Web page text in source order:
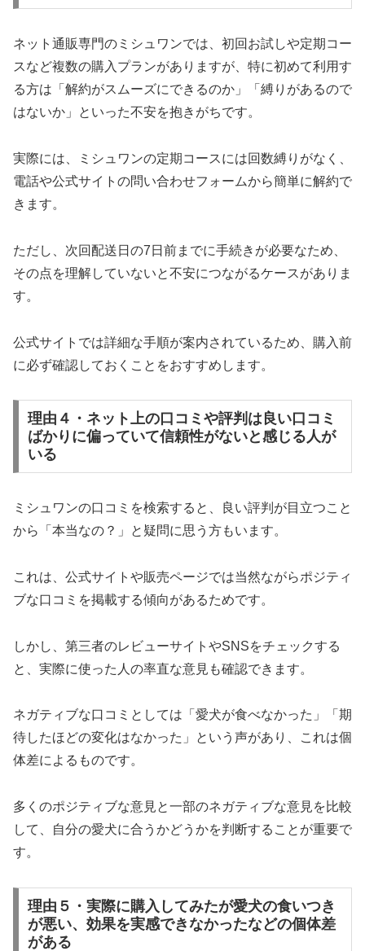
ネット通販専門のミシュワンでは、初回お試しや定期コー
スなど複数の購入プランがありますが、特に初めて利用す
る方は「解約がスムーズにできるのか」「縛りがあるので
はないか」といった不安を抱きがちです。
実際には、ミシュワンの定期コースには回数縛りがなく、
電話や公式サイトの問い合わせフォームから簡単に解約で
きます。
ただし、次回配送日の7日前までに手続きが必要なため、
その点を理解していないと不安につながるケースがありま
す。
公式サイトでは詳細な手順が案内されているため、購入前
に必ず確認しておくことをおすすめします。
理由４・ネット上の口コミや評判は良い口コミ
ばかりに偏っていて信頼性がないと感じる人が
いる
ミシュワンの口コミを検索すると、良い評判が目立つこと
から「本当なの？」と疑問に思う方もいます。
これは、公式サイトや販売ページでは当然ながらポジティ
ブな口コミを掲載する傾向があるためです。
しかし、第三者のレビューサイトやSNSをチェックする
と、実際に使った人の率直な意見も確認できます。
ネガティブな口コミとしては「愛犬が食べなかった」「期
待したほどの変化はなかった」という声があり、これは個
体差によるものです。
多くのポジティブな意見と一部のネガティブな意見を比較
して、自分の愛犬に合うかどうかを判断することが重要で
す。
理由５・実際に購入してみたが愛犬の食いつき
が悪い、効果を実感できなかったなどの個体差
がある